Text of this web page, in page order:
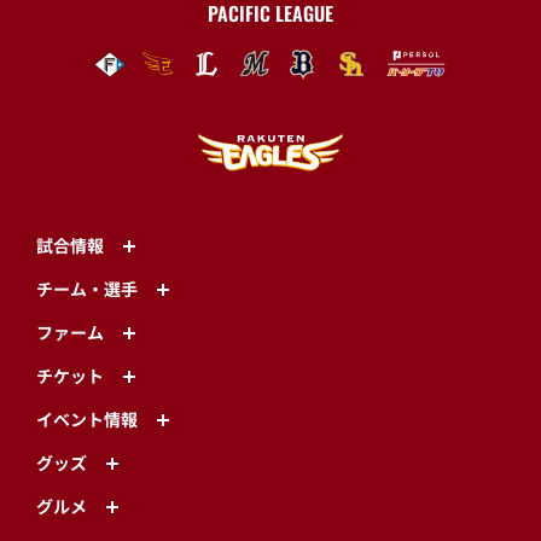
PACIFIC LEAGUE
試合情報
チーム・選手
ファーム
チケット
イベント情報
グッズ
グルメ